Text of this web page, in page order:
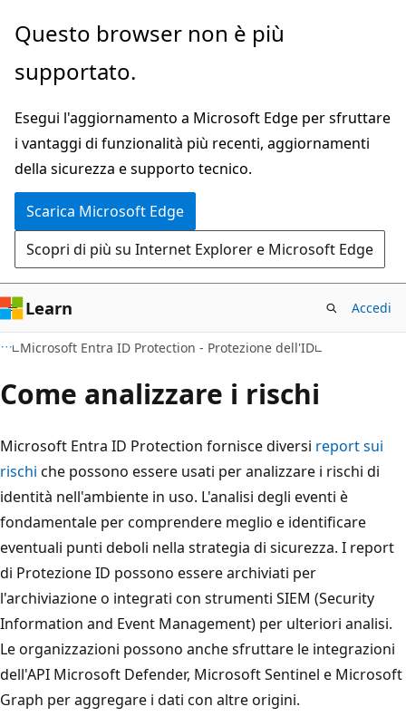
Ignora
passa
contenuto
principale
Questo browser non è più
supportato.
Esegui l'aggiornamento a Microsoft Edge per sfruttare
i vantaggi di funzionalità più recenti, aggiornamenti
della sicurezza e supporto tecnico.
Scarica Microsoft Edge
Scopri di più su Internet Explorer e Microsoft Edge
Learn Accedi
Microsoft Entra ID Protection - Protezione dell'ID
Come analizzare i rischi
Microsoft Entra ID Protection fornisce diversi report sui
rischi che possono essere usati per analizzare i rischi di
identità nell'ambiente in uso. L'analisi degli eventi è
fondamentale per comprendere meglio e identificare
eventuali punti deboli nella strategia di sicurezza. I report
di Protezione ID possono essere archiviati per
l'archiviazione o integrati con strumenti SIEM (Security
Information and Event Management) per ulteriori analisi.
Le organizzazioni possono anche sfruttare le integrazioni
dell'API Microsoft Defender, Microsoft Sentinel e Microsoft
Graph per aggregare i dati con altre origini.